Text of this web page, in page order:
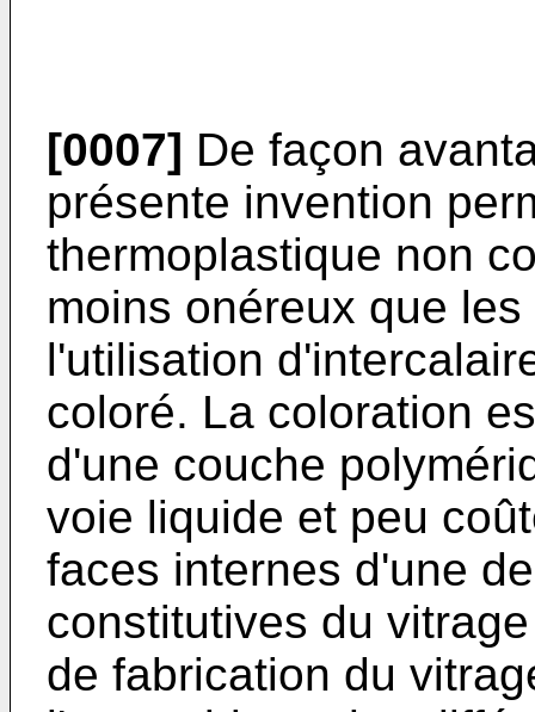
[0007] De façon
présente invention
thermoplastique non
moins onéreux que
l'utilisation
coloré. La coloration
d'une couche
voie liquide et peu
faces internes d'une
constitutives du
de fabrication du